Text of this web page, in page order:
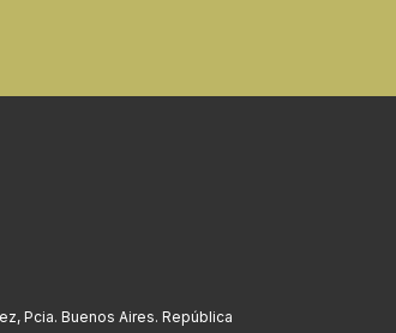
Pcia. Buenos Aires. República